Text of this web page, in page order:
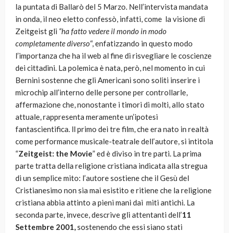
la puntata di Ballarò del 5 Marzo. Nell’intervista mandata
in onda, il neo eletto confessò, infatti, come la visione di
Zeitgeist gli “ha fatto vedere il mondo in modo
completamente diverso“, enfatizzando in questo modo
l’importanza che ha il web al fine di risvegliare le coscienze
dei cittadini. La polemica è nata, però, nel momento in cui
Bernini sostenne che gli Americani sono soliti inserire i
microchip all’interno delle persone per controllarle,
affermazione che, nonostante i timori di molti, allo stato
attuale, rappresenta meramente un’ipotesi
fantascientifica. ll primo dei tre film, che era nato in realtà
come performance musicale-teatrale dell’autore, si intitola
“Zeitgeist: the Movie” ed è diviso in tre parti. La prima
parte tratta della religione cristiana indicata alla stregua
di un semplice mito: l’autore sostiene che il Gesù del
Cristianesimo non sia mai esistito e ritiene che la religione
cristiana abbia attinto a pieni mani dai miti antichi. La
seconda parte, invece, descrive gli attentanti dell’11
Settembre 2001,sostenendo che essi siano stati